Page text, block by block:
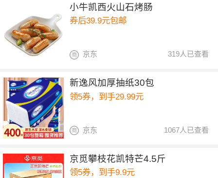
小牛凯西火山石烤肠
券后39.9元包邮
319人已查看
京东
新逸风加厚抽纸30包
领5券，到手29.99元
1067人已查看
京东
京觅攀枝花凯特芒4.5斤
领5券，到手9.9元